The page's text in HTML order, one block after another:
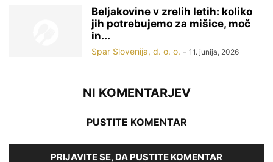
Beljakovine v zrelih letih: koliko
jih potrebujemo za mišice, moč
in...
Spar Slovenija, d. o. o. - 11. junija, 2026
NI KOMENTARJEV
PUSTITE KOMENTAR
PRIJAVITE SE, DA PUSTITE KOMENTAR